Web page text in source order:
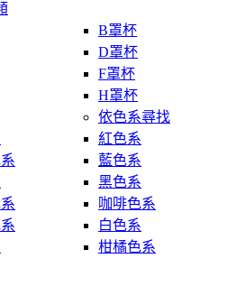
B罩杯
D罩杯
F罩杯
H罩杯
依色系尋找
紅色系
藍色系
黑色系
咖啡色系
白色系
柑橘色系